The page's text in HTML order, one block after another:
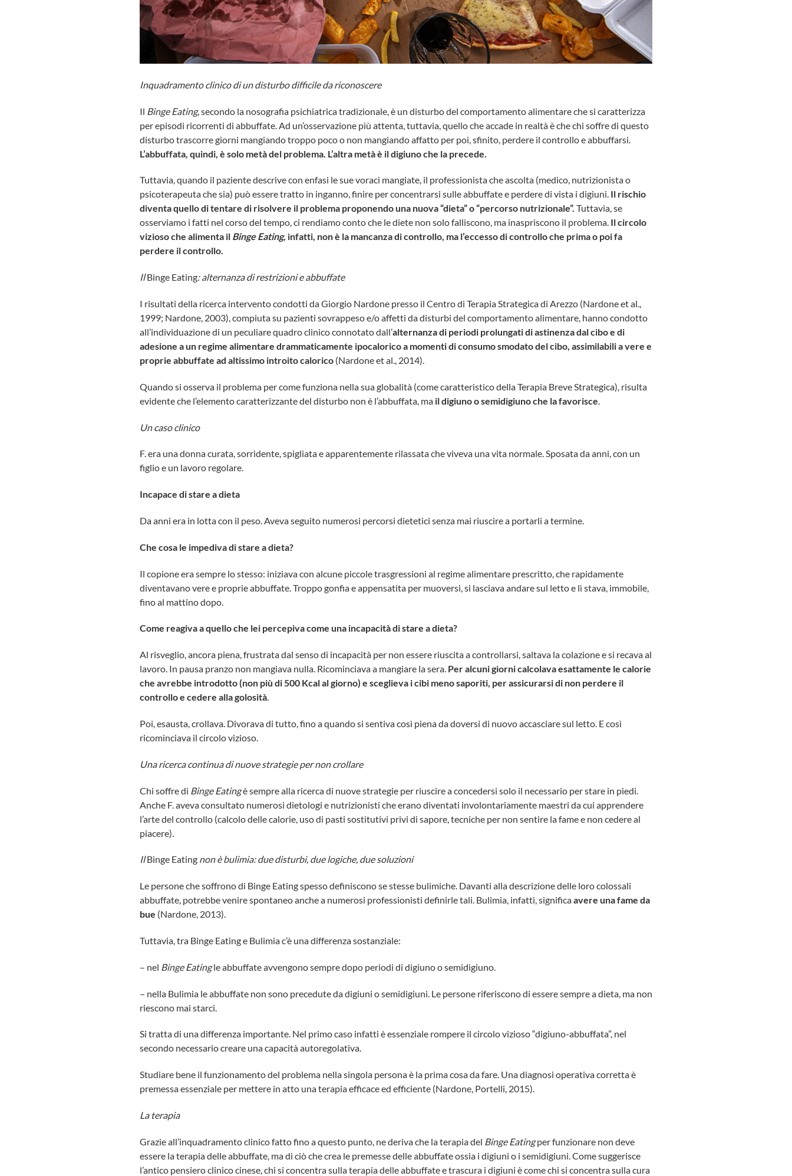
Inquadramento clinico di un disturbo difficile da riconoscere
Il Binge Eating, secondo la nosografia psichiatrica tradizionale, è un disturbo del comportamento alimentare che si caratterizza
per episodi ricorrenti di abbuffate. Ad un’osservazione più attenta, tuttavia, quello che accade in realtà è che chi soffre di questo
disturbo trascorre giorni mangiando troppo poco o non mangiando affatto per poi, sfinito, perdere il controllo e abbuffarsi.
L’abbuffata, quindi, è solo metà del problema. L’altra metà è il digiuno che la precede.
Tuttavia, quando il paziente descrive con enfasi le sue voraci mangiate, il professionista che ascolta (medico, nutrizionista o
psicoterapeuta che sia) può essere tratto in inganno, finire per concentrarsi sulle abbuffate e perdere di vista i digiuni. Il rischio
diventa quello di tentare di risolvere il problema proponendo una nuova “dieta” o “percorso nutrizionale”. Tuttavia, se
osserviamo i fatti nel corso del tempo, ci rendiamo conto che le diete non solo falliscono, ma inaspriscono il problema. Il circolo
vizioso che alimenta il Binge Eating, infatti, non è la mancanza di controllo, ma l’eccesso di controllo che prima o poi fa
perdere il controllo.
IlBinge Eating: alternanza di restrizioni e abbuffate
I risultati della ricerca intervento condotti da Giorgio Nardone presso il Centro di Terapia Strategica di Arezzo (Nardone et al.,
1999; Nardone, 2003), compiuta su pazienti sovrappeso e/o affetti da disturbi del comportamento alimentare, hanno condotto
all’individuazione di un peculiare quadro clinico connotato dall’alternanza di periodi prolungati di astinenza dal cibo e di
adesione a un regime alimentare drammaticamente ipocalorico a momenti di consumo smodato del cibo, assimilabili a vere e
proprie abbuffate ad altissimo introito calorico (Nardone et al., 2014).
Quando si osserva il problema per come funziona nella sua globalità (come caratteristico della Terapia Breve Strategica), risulta
evidente che l’elemento caratterizzante del disturbo non è l’abbuffata, ma il digiuno o semidigiuno che la favorisce.
Un caso clinico
F. era una donna curata, sorridente, spigliata e apparentemente rilassata che viveva una vita normale. Sposata da anni, con un
figlio e un lavoro regolare.
Incapace di stare a dieta
Da anni era in lotta con il peso. Aveva seguito numerosi percorsi dietetici senza mai riuscire a portarli a termine.
Che cosa le impediva di stare a dieta?
Il copione era sempre lo stesso: iniziava con alcune piccole trasgressioni al regime alimentare prescritto, che rapidamente
diventavano vere e proprie abbuffate. Troppo gonfia e appensatita per muoversi, si lasciava andare sul letto e lì stava, immobile,
fino al mattino dopo.
Come reagiva a quello che lei percepiva come una incapacità di stare a dieta?
Al risveglio, ancora piena, frustrata dal senso di incapacità per non essere riuscita a controllarsi, saltava la colazione e si recava al
lavoro. In pausa pranzo non mangiava nulla. Ricominciava a mangiare la sera. Per alcuni giorni calcolava esattamente le calorie
che avrebbe introdotto (non più di 500 Kcal al giorno) e sceglieva i cibi meno saporiti, per assicurarsi di non perdere il
controllo e cedere alla golosità.
Poi, esausta, crollava. Divorava di tutto, fino a quando si sentiva così piena da doversi di nuovo accasciare sul letto. E così
ricominciava il circolo vizioso.
Una ricerca continua di nuove strategie per non crollare
Chi soffre di Binge Eatingè sempre alla ricerca di nuove strategie per riuscire a concedersi solo il necessario per stare in piedi.
Anche F. aveva consultato numerosi dietologi e nutrizionisti che erano diventati involontariamente maestri da cui apprendere
l’arte del controllo (calcolo delle calorie, uso di pasti sostitutivi privi di sapore, tecniche per non sentire la fame e non cedere al
piacere)
IlBinge Eating non è bulimia: due disturbi, due logiche, due soluzioni
Le persone che soffrono di Binge Eating spesso definiscono se stesse bulimiche. Davanti alla descrizione delle loro colossali
abbuffate, potrebbe venire spontaneo anche a numerosi professionisti definirle tali. Bulimia, infatti, significaavere una fame da
bue (Nardone, 2013).
Tuttavia, tra Binge Eating e Bulimia c’è una differenza sostanziale:
– nel Binge Eatingle abbuffate avvengono sempre dopo periodi di digiuno o semidigiuno.
– nella Bulimia le abbuffate non sono precedute da digiuni o semidigiuni. Le persone riferiscono di essere sempre a dieta, ma non
riescono mai starci.
Si tratta di una differenza importante. Nel primo caso infatti è essenziale rompere il circolo vizioso “digiuno-abbuffata”, nel
secondo necessario creare una capacità autoregolativa.
Studiare bene il funzionamento del problema nella singola persona è la prima cosa da fare. Una diagnosi operativa corretta è
premessa essenziale per mettere in atto una terapia efficace ed efficiente (Nardone, Portelli, 2015).
La terapia
Grazie all’inquadramento clinico fatto fino a questo punto, ne deriva che la terapia del Binge Eatingper funzionare non deve
essere la terapia delle abbuffate, ma di ciò che crea le premesse delle abbuffate ossia i digiuni o i semidigiuni. Come suggerisce
l’antico pensiero clinico cinese, chi si concentra sulla terapia delle abbuffate e trascura i digiuni è come chi si concentra sulla cura